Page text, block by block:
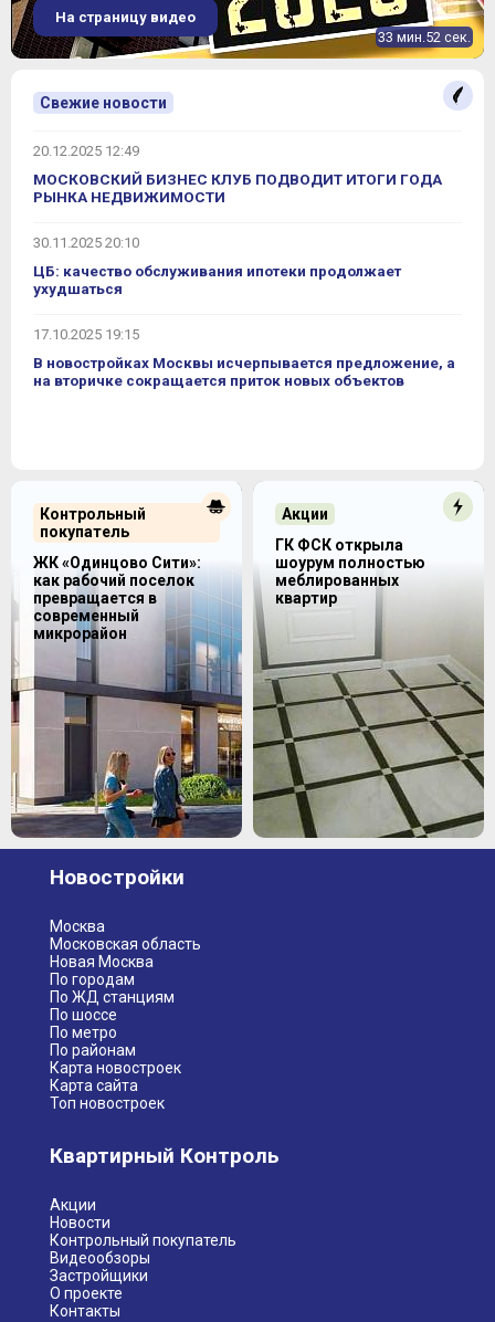
33 мин.52 сек.
На страницу видео
Свежие новости
20.12.2025 12:49
МОСКОВСКИЙ БИЗНЕС КЛУБ ПОДВОДИТ ИТОГИ ГОДА
РЫНКА НЕДВИЖИМОСТИ
30.11.2025 20:10
ЦБ: качество обслуживания ипотеки продолжает
ухудшаться
17.10.2025 19:15
В новостройках Москвы исчерпывается предложение, а
на вторичке сокращается приток новых объектов
Контрольный
покупатель
ЖК «Одинцово Сити»:
как рабочий поселок
превращается в
современный
микрорайон
Акции
ГК ФСК открыла
шоурум полностью
меблированных
квартир
Новостройки
Москва
Московская область
Новая Москва
По городам
По ЖД станциям
По шоссе
По метро
По районам
Карта новостроек
Карта сайта
Топ новостроек
Квартирный Контроль
Акции
Новости
Контрольный покупатель
Видеообзоры
Застройщики
О проекте
Контакты